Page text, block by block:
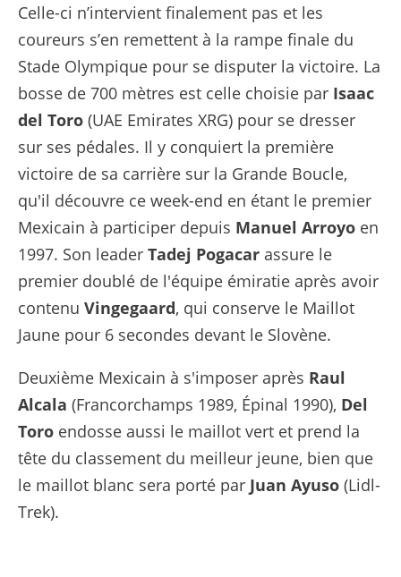
Celle-ci n’intervient finalement pas et les
coureurs s’en remettent à la rampe finale du
Stade Olympique pour se disputer la victoire. La
bosse de 700 mètres est celle choisie par Isaac
del Toro (UAE Emirates XRG) pour se dresser
sur ses pédales. Il y conquiert la première
victoire de sa carrière sur la Grande Boucle,
qu'il découvre ce week-end en étant le premier
Mexicain à participer depuis Manuel Arroyo en
1997. Son leader Tadej Pogacar assure le
premier doublé de l'équipe émiratie après avoir
contenu Vingegaard, qui conserve le Maillot
Jaune pour 6 secondes devant le Slovène.
Deuxième Mexicain à s'imposer après Raul
Alcala (Francorchamps 1989, Épinal 1990), Del
Toro endosse aussi le maillot vert et prend la
tête du classement du meilleur jeune, bien que
le maillot blanc sera porté par Juan Ayuso (Lidl-
Trek).